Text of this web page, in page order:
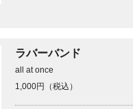
ラバーバンド
all at once
1,000円（税込）